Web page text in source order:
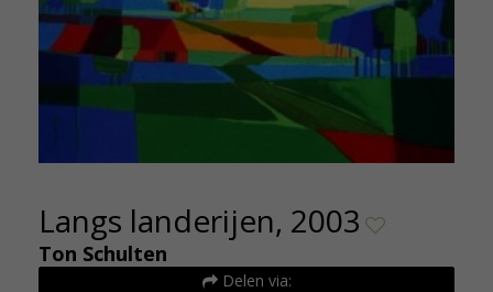
Langs landerijen, 2003
Ton Schulten
Delen via: